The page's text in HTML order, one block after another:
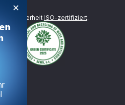
ISO-zertifiziert.
×